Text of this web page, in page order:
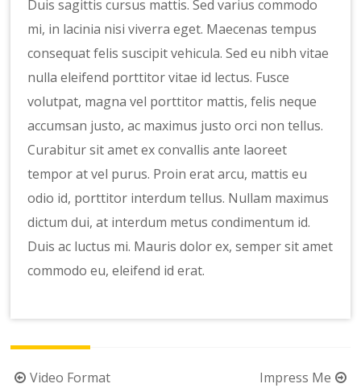
Duis sagittis cursus mattis. Sed varius commodo
mi, in lacinia nisi viverra eget. Maecenas tempus
consequat felis suscipit vehicula. Sed eu nibh vitae
nulla eleifend porttitor vitae id lectus. Fusce
volutpat, magna vel porttitor mattis, felis neque
accumsan justo, ac maximus justo orci non tellus.
Curabitur sit amet ex convallis ante laoreet
tempor at vel purus. Proin erat arcu, mattis eu
odio id, porttitor interdum tellus. Nullam maximus
dictum dui, at interdum metus condimentum id.
Duis ac luctus mi. Mauris dolor ex, semper sit amet
commodo eu, eleifend id erat.
PostVideo Format Impress Me